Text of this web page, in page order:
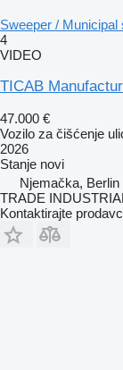
Sweeper /
4
VIDEO
TICAB
47.000 €
Vozilo za čišćenje
2026
Stanje novi
Njemačka, Berlin
TRADE
Kontaktirajte